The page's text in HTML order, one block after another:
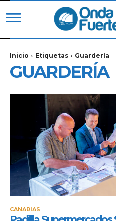
Inicio Etiquetas Guardería
GUARDERÍA
CANARIAS